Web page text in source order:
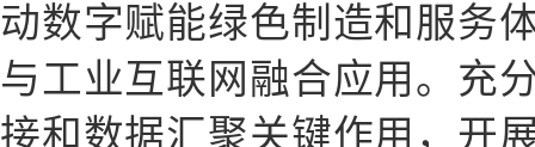
动数字赋能绿色制造和服务
与工业互联网融合应用。充
接和数据汇聚关键作用，开